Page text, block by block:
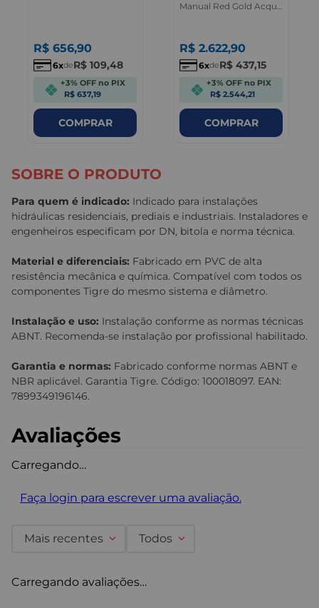
R$ 656,90
6 deR$ 109,48
+3% OFF no PIX
R$ 637,19
COMPRAR
Manual Red Gold Acqua
R$ 2.622,90
6 deR$ 437,15
+3% OFF no PIX
R$ 2.544,21
COMPRAR
SOBRE O PRODUTO
Para quem é indicado: Indicado para instalações
hidráulicas residenciais, prediais e industriais. Instaladores e
engenheiros especificam por DN, bitola e norma técnica.
Material e diferenciais: Fabricado em PVC de alta
resistência mecânica e química. Compatível com todos os
componentes Tigre do mesmo sistema e diâmetro.
Instalação e uso: Instalação conforme as normas técnicas
ABNT. Recomenda-se instalação por profissional habilitado.
Garantia e normas: Fabricado conforme normas ABNT e
NBR aplicável. Garantia Tigre. Código: 100018097. EAN:
7899349196146.
Avaliações
Carregando…
Faça login para escrever uma avaliação.
Mais recentes Todos
Carregando avaliações…